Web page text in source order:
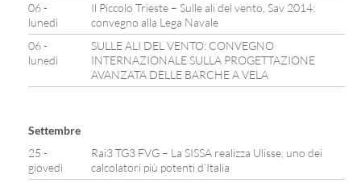
06 -
lunedì
Il Piccolo Trieste – Sulle ali del vento, Sav 2014:
convegno alla Lega Navale
06 -
lunedì
SULLE ALI DEL VENTO: CONVEGNO
INTERNAZIONALE SULLA PROGETTAZIONE
AVANZATA DELLE BARCHE A VELA
Settembre
25 -
giovedì
Rai3 TG3 FVG – La SISSA realizza Ulisse, uno dei
calcolatori più potenti d’Italia